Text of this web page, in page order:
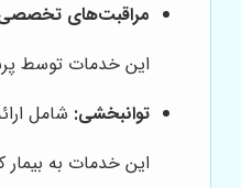
مراقبت‌های
این خدمات توسط
توانبخشی: شامل
این خدمات به بیمار